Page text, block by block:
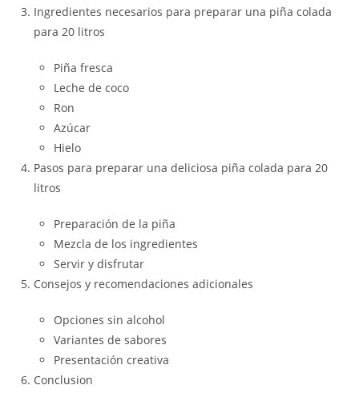
Ingredientes necesarios para preparar una piña colada
para 20 litros
Piña fresca
Leche de coco
Ron
Azúcar
Hielo
Pasos para preparar una deliciosa piña colada para 20
litros
Preparación de la piña
Mezcla de los ingredientes
Servir y disfrutar
Consejos y recomendaciones adicionales
Opciones sin alcohol
Variantes de sabores
Presentación creativa
Conclusion